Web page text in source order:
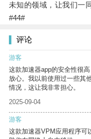
未知的领域，让我们一
#44#
评论
游客
这款加速器app的安全性很
放心。我以前使用过一些其
情况，这让我非常担心。
2025-09-04
游客
这款加速器VPM应用程序可